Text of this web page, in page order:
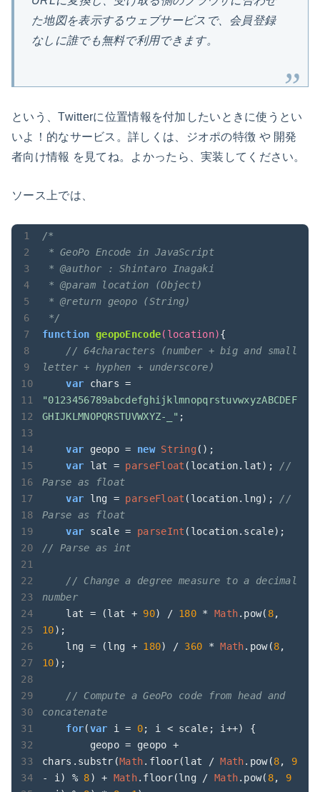
た地図を表示するウェブサービスで、会員登録
なしに誰でも無料で利用できます。
という、Twitterに位置情報を付加したいときに使うとい
いよ！的なサービス。詳しくは、ジオポの特徴 や 開発
者向け情報 を見てね。よかったら、実装してください。
ソース上では、
/*
*/
function geopoEncode( location){
// 64characters (number + big and small
letter + hyphen + underscore)
var
"0123456789abcdefghijklmnopqrstuvwxyzABCDEF
GHIJKLMNOPQRSTUVWXYZ-_" ;
var geopo = new String ();
var lat = parseFloat (location.lat); //
Parse as float
var lng = parseFloat (location.lng); //
Parse as float
var scale = parseInt
// Parse as int
// Change a degree measure to a decimal
number
    lat = (lat +
90) / 180 * Math.pow( 8
10);
    lng = (lng +
180) / 360 * Math.pow(8
10);
// Compute a GeoPo code from head and
concatenate
for(var i = 0; i < scale; i++) {
chars.substr(Math.floor(lat / Math.pow(8, 9
- i) % 8) + Math.floor(lng / Math.pow( 8, 9